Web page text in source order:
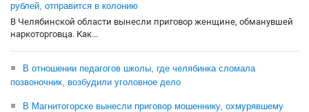
рублей, отправится в колонию
В Челябинской области вынесли приговор женщине, обманувшей
наркоторговца. Как...
В отношении педагогов школы, где челябинка сломала
позвоночник, возбудили уголовное дело
В Магнитогорске вынесли приговор мошеннику, охмурявшему